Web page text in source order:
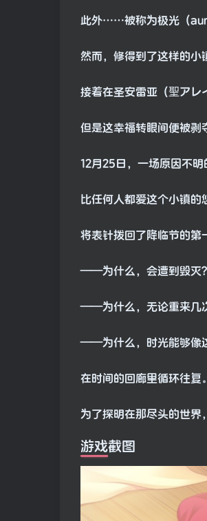
此外……被称为极光（
然而，修得到了这样的小
接着在圣安雷亚（聖アレ
但是这幸福转眼间便被剥
12月25日，一场原因不明
比任何人都爱这个小镇的
将表针拨回了降临节的第
——为什么，会遭到毁灭？
——为什么，无论重来几
——为什么，时光能够像
在时间的回廊里循环往复。
为了探明在那尽头的世界
游戏截图